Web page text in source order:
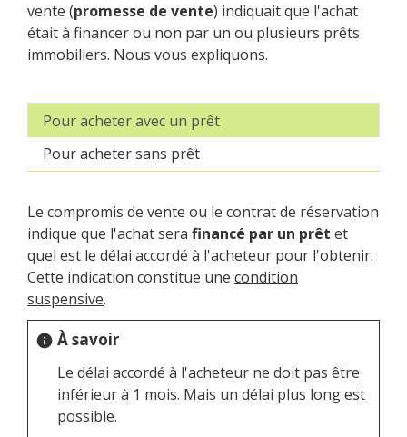
vente (promesse de vente) indiquait que l'achat
était à financer ou non par un ou plusieurs prêts
immobiliers. Nous vous expliquons.
Pour acheter avec un prêt
Pour acheter sans prêt
Le compromis de vente ou le contrat de réservation
indique que l'achat sera financé par un prêt et
quel est le délai accordé à l'acheteur pour l'obtenir.
Cette indication constitue une condition
suspensive.
info À savoir
Le délai accordé à l'acheteur ne doit pas être
inférieur à 1 mois. Mais un délai plus long est
possible.